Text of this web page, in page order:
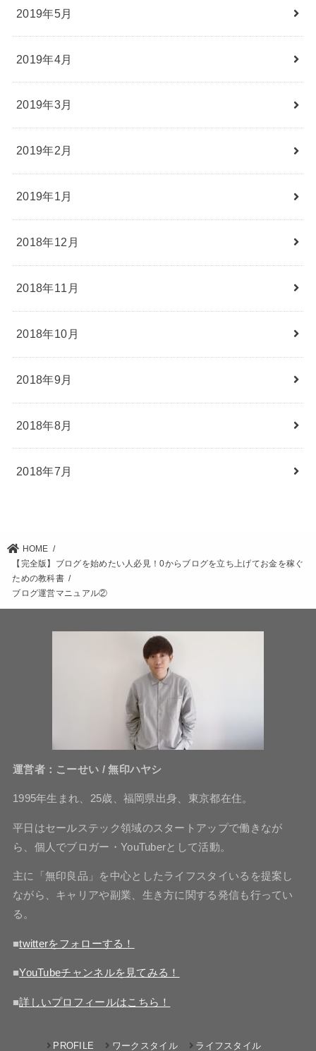
2019年5月
2019年4月
2019年3月
2019年2月
2019年1月
2018年12月
2018年11月
2018年10月
2018年9月
2018年8月
2018年7月
HOME
【完全版】ブログを始めたい人必見！0からブログを立ち上げてお金を稼ぐ
ための教科書
ブログ運営マニュアル②
運営者：こーせい / 無印ハヤシ
1995年生まれ、25歳、福岡県出身、東京都在住。
平日はセールステック領域のスタートアップで働きなが
ら、個人でブロガー・YouTuberとして活動。
主に「無印良品」を中心としたライフスタイいるを提案し
ながら、キャリアや副業、生き方に関する発信も行ってい
る。
■twitterをフォローする！
■YouTubeチャンネルを見てみる！
■詳しいプロフィールはこちら！
PROFILE ワークスタイル ライフスタイル